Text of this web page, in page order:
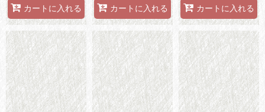
カートに入れる カートに入れる カートに入れる